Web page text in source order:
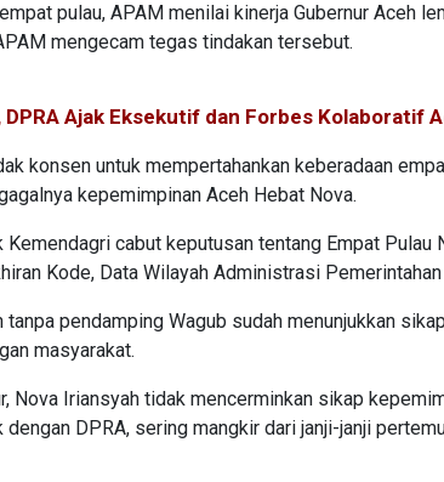
pulau, APAM menilai kinerja Gubernur Aceh
mengecam tegas tindakan tersebut.
DPRA Ajak Eksekutif dan Forbes Kolaboratif
konsen untuk mempertahankan keberadaan
kepemimpinan Aceh Hebat Nova.
cabut keputusan tentang Empat Pulau
Kode, Data Wilayah Administrasi Pemerintahan
pendamping Wagub sudah menunjukkan
masyarakat.
Nova Iriansyah tidak mencerminkan sikap
dengan DPRA, sering mangkir dari janji-janji